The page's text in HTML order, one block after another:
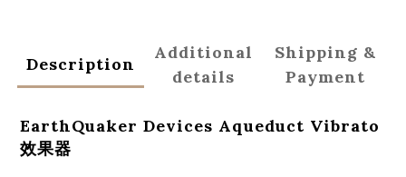
Description
Additional
details
Shipping &
Payment
EarthQuaker Devices Aqueduct Vibrato
效果器